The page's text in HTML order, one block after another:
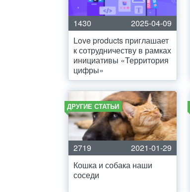
1430
2025-04-09
Love products приглашает
к сотрудничеству в рамках
инициативы «Территория
цифры»
ДРУГИЕ СТАТЬИ
2719
2021-01-29
Кошка и собака наши
соседи